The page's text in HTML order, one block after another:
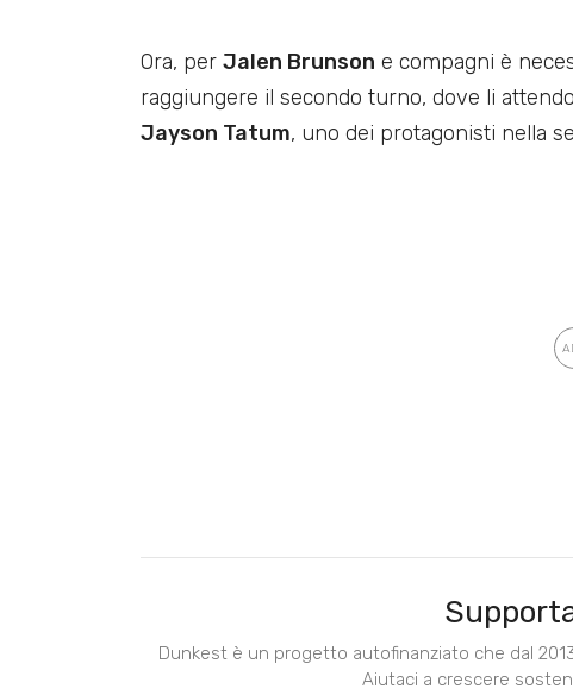
Ora, per Jalen Brunson e compagni è
raggiungere il secondo turno, dove li
Jayson Tatum, uno dei protagonisti nella
Dunkest è un progetto autofinanziato che dal
Aiutaci a crescere